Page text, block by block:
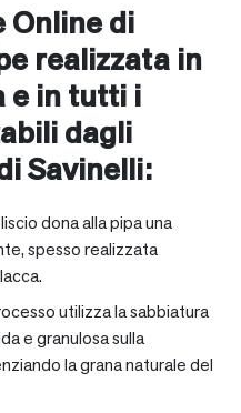
Online di
realizzata in
e in tutti i
dagli
Savinelli:
dona alla pipa una
spesso realizzata
utilizza la sabbiatura
e granulosa sulla
la grana naturale del